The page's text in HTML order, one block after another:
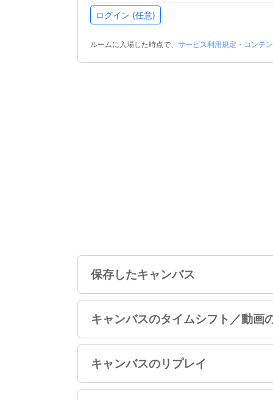
ログイン (任意)
ルームに入場した時点で、 サービス利用規定・コンテ
保存したキャンバス
キャンバスのタイムシフト／動画
キャンバスのリプレイ